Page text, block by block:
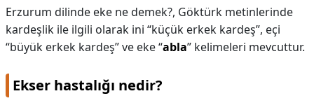
Erzurum dilinde eke ne demek?, Göktürk metinlerinde
kardeşlik ile ilgili olarak ini “küçük erkek kardeş”, eçi
“büyük erkek kardeş” ve eke “abla” kelimeleri mevcuttur.
Ekser hastalığı nedir?